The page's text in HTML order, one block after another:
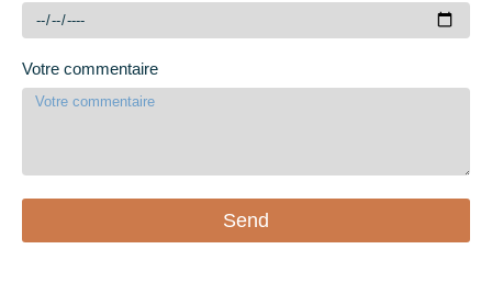
Votre commentaire
Send